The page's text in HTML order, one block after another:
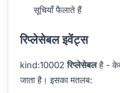
सूचियाँ फैलाते हैं
रिप्लेसेबल इवेंट्स
kind:10002रिप्लेसेबलहै -
जाता है। इसका मतलब: